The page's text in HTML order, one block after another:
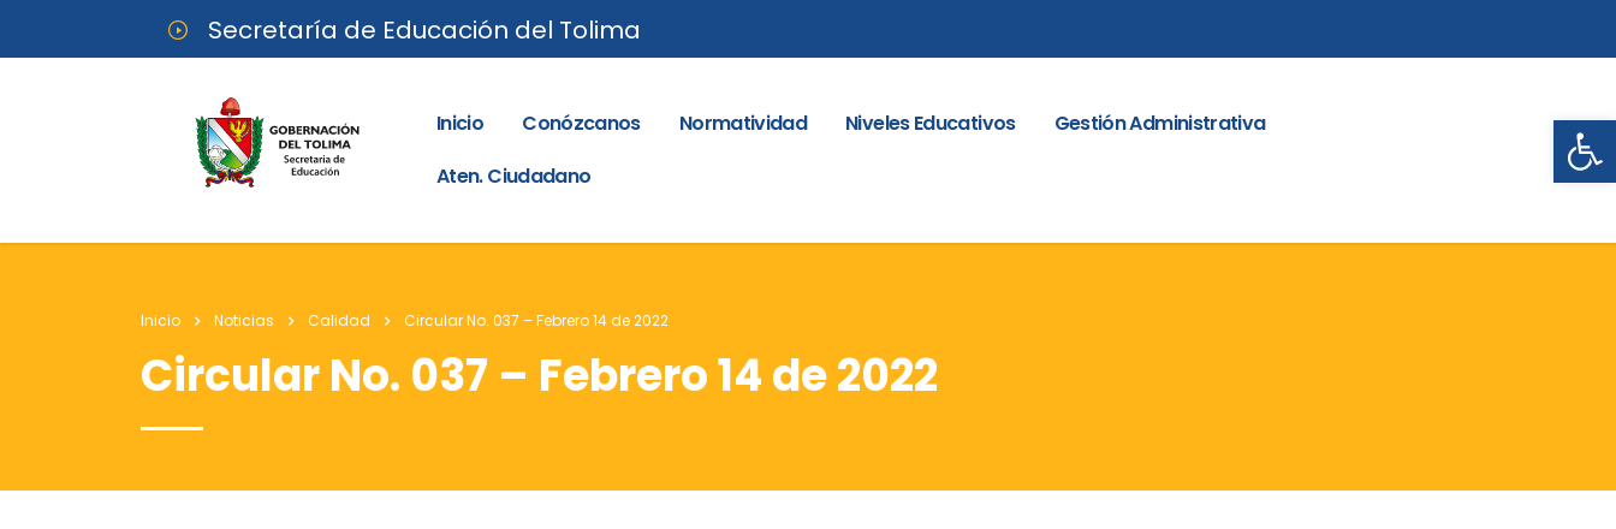
Secretaría de Educación del Tolima
Inicio Conózcanos Normatividad Niveles Educativos
Gestión Administrativa
Aten. Ciudadano
Inicio Noticias Calidad Circular No. 037 – Febrero 14 de 2022
Circular No. 037 – Febrero 14 de 2022